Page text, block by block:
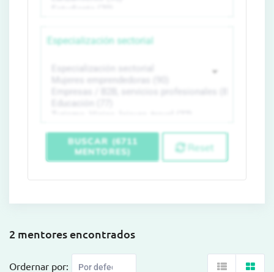
Especialización sectorial
BUSCAR (6711
MENTORES)
Reset
2 mentores encontrados
Ordernar por: